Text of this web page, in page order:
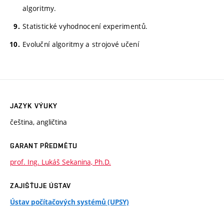
algoritmy.
Statistické vyhodnocení experimentů.
Evoluční algoritmy a strojové učení
JAZYK VÝUKY
čeština, angličtina
GARANT PŘEDMĚTU
prof. Ing. Lukáš Sekanina, Ph.D.
ZAJIŠŤUJE ÚSTAV
Ústav počítačových systémů (UPSY)